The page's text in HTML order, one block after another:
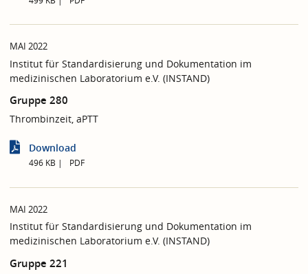
MAI 2022
Institut für Standardisierung und Dokumentation im
medizinischen Laboratorium e.V. (INSTAND)
Gruppe 280
Thrombinzeit, aPTT
Download
496 KB PDF
MAI 2022
Institut für Standardisierung und Dokumentation im
medizinischen Laboratorium e.V. (INSTAND)
Gruppe 221